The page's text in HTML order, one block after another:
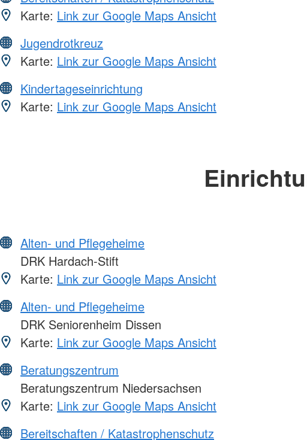
Karte: Link zur Google Maps Ansicht
Jugendrotkreuz
Karte: Link zur Google Maps Ansicht
Kindertageseinrichtung
Karte: Link zur Google Maps Ansicht
Alten- und Pflegeheime
DRK Hardach-Stift
Karte: Link zur Google Maps Ansicht
Alten- und Pflegeheime
DRK Seniorenheim Dissen
Karte: Link zur Google Maps Ansicht
Beratungszentrum
Beratungszentrum Niedersachsen
Karte: Link zur Google Maps Ansicht
Bereitschaften / Katastrophenschutz